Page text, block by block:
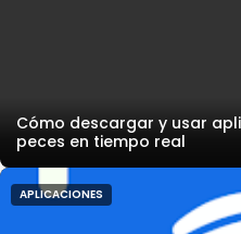
Cómo descargar y usar
peces en tiempo real
APLICACIONES